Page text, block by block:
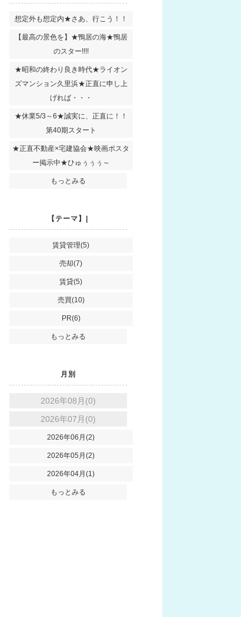
想定外も想定内★さあ、行こう！！
【最高の景色を】★鴨居の海★鴨居
のスター!!!!
★昭和の終わり良き時代★ライオン
ズマンション久里浜★正直に申し上
げれば・・・
★休業5/3～6★誠実に、正直に！！
第40期スタート
★正直不動産×宅建協会★映画ポスタ
ー掲示中★ひゅぅぅぅ～
もっとみる
【テーマ】|
賃貸管理(5)
売却(7)
賃貸(5)
売買(10)
PR(6)
もっとみる
月別
2026年08月(0)
2026年07月(0)
2026年06月(2)
2026年05月(2)
2026年04月(1)
もっとみる